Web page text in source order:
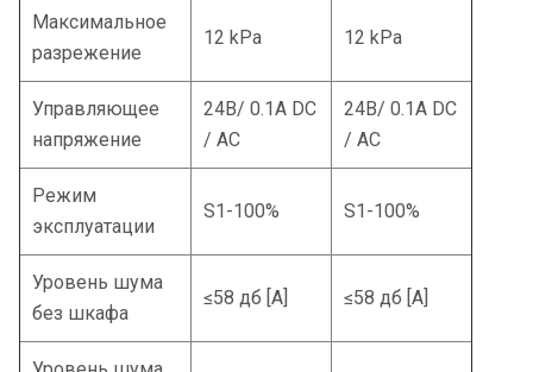
Максимальное
разрежение
12 kPa 12 kPa
Управляющее
напряжение
24B/ 0.1A DC
/ AC
24B/ 0.1A DC
/ AC
Режим
эксплуатации
S1-100% S1-100%
Уровень шума
без шкафа
≤58 дб [A] ≤58 дб [A]